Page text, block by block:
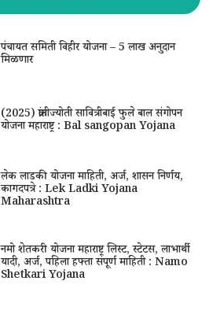
पंचायत समिती विहीर योजना – 5 लाख अनुदान
मिळणार
(2025) क्रांतीज्योती सावित्रीबाई फुले बाल संगोपन
योजना महाराष्ट्र : Bal sangopan Yojana
लेक लाडकी योजना माहिती, अर्ज, शासन निर्णय,
कागदपत्रे : Lek Ladki Yojana
Maharashtra
नमो शेतकरी योजना महाराष्ट्र लिस्ट, स्टेटस, लाभार्थी
यादी, अर्ज, पहिला हफ्ता संपूर्ण माहिती : Namo
Shetkari Yojana